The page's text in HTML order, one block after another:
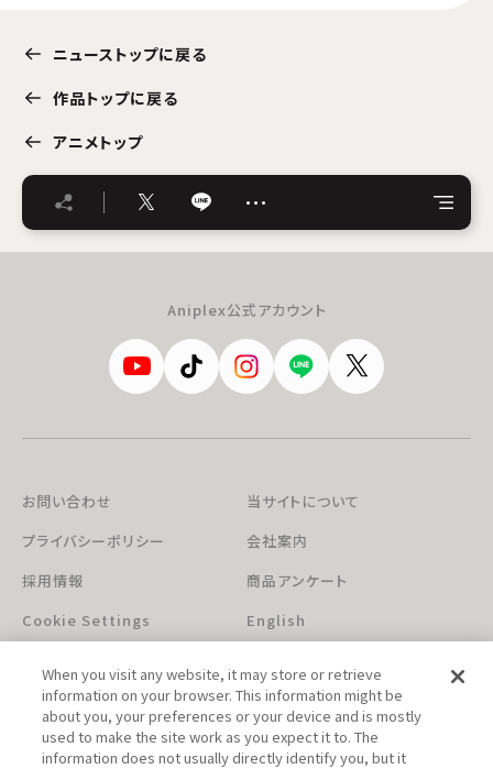
ニューストップに戻る
作品トップに戻る
アニメトップ
…
Aniplex公式アカウント
お問い合わせ
当サイトについて
プライバシーポリシー
会社案内
採用情報
商品アンケート
Cookie Settings
English
When you visit any website, it may store or retrieve
information on your browser. This information might be
about you, your preferences or your device and is mostly
used to make the site work as you expect it to. The
information does not usually directly identify you, but it